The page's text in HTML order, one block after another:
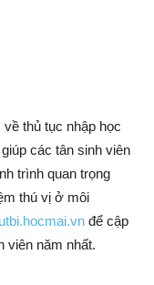
thủ tục nhập học
các tân sinh viên
trình quan trọng
thú vị ở môi
để cập
viên năm nhất.